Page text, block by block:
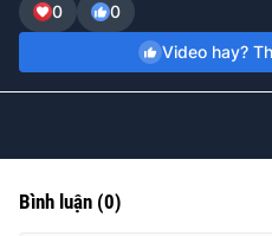
0
0
Video hay?
Bình luận (0)